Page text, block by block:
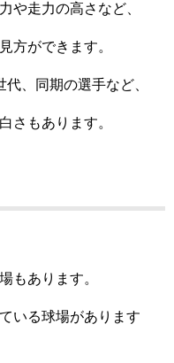
や走力の高さなど、
方ができます。
、同期の選手など、
さもあります。
もあります。
いる球場があります